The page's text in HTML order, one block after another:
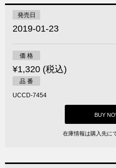
発売日
2019-01-23
価 格
¥1,320 (税込)
品 番
UCCD-7454
BUY
在庫情報は購入先に